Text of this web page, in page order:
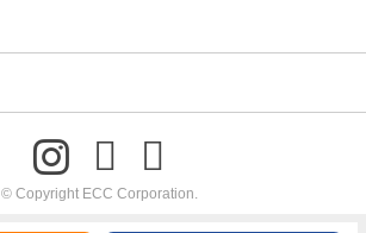
© Copyright ECC Corporation.